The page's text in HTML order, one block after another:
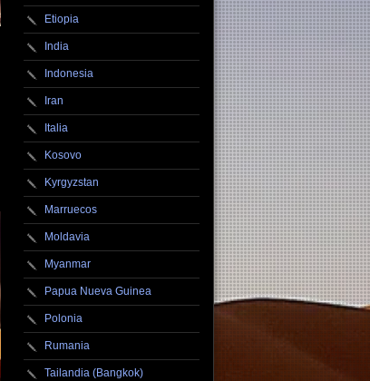
Etiopia
India
Indonesia
Iran
Italia
Kosovo
Kyrgyzstan
Marruecos
Moldavia
Myanmar
Papua Nueva Guinea
Polonia
Rumania
Tailandia (Bangkok)